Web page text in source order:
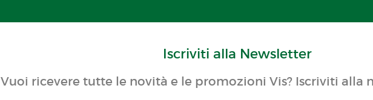
Iscriviti alla Newsletter
Vuoi ricevere tutte le novità e le promozioni Vis? Iscriviti alla